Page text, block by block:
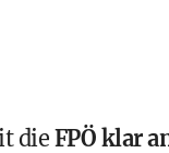
die FPÖ klar